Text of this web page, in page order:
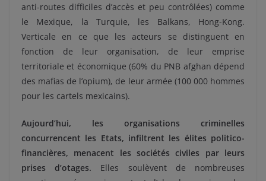
anti-routes difficiles d’accès et peu contrôlées) comme
le Mexique, la Turquie, les Balkans, Hong-Kong.
Verticale en ce que les acteurs se distinguent en
fonction de leur organisation, de leur emprise
territoriale et économique (60% du PNB afghan dépend
des mafias de l’opium), de leur armée (100 000 hommes
pour les cartels mexicains).
Aujourd’hui, les organisations criminelles
concurrencent les Etats, infiltrent les élites politico-
financières, menacent les sociétés civiles par leurs
prises d’otages. Elles soulèvent de nombreuses